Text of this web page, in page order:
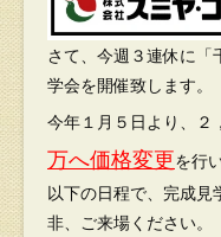
さて、今週３連休に「
学会を開催致します。
今年１月５日より、
万へ価格変更を行
以下の日程で、完成見
非、ご来場ください。